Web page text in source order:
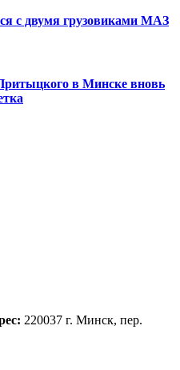
с двумя грузовиками МАЗ
в Минске вновь
220037 г. Минск, пер.